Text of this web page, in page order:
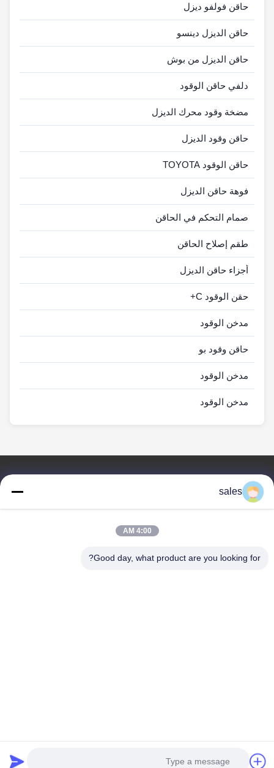
حاقن فولفو ديزل
حاقن الديزل دينسو
حاقن الديزل من بوش
دلفي حاقن الوقود
مضخة وقود محرك الديزل
حاقن وقود الديزل
حاقن الوقود TOYOTA
فوهة حاقن الديزل
صمام التحكم في الحاقن
طقم إصلاح الحاقن
أجزاء حاقن الديزل
حقن الوقود C+
مدخن الوقود
حاقن وقود بو
مدخن الوقود
مدخن الوقود
فيديوهات
جولة في المصنع
© 2026 Dongguan Truth Diesel Engine Parts Co., Ltd.. All Rights Reserved.
sales
4:00 AM
Good day, what product are you looking for?